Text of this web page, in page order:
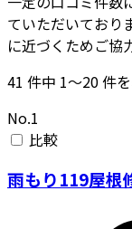
ていただいており
に近づくためご協
41 件中 1〜20件
No.1
比較
雨もり119屋根